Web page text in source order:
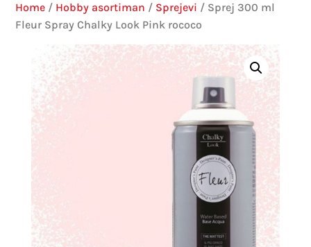
Home / Hobby asortiman / Sprejevi / Sprej 300 ml
Fleur Spray Chalky Look Pink rococo